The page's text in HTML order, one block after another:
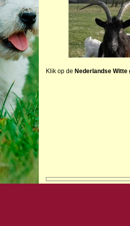
Klik op de Nederlandse Witte